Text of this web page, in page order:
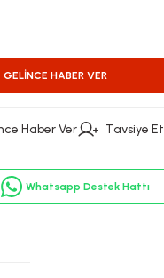
GELINCE HABER VER
Haber Ver Tavsiye Et
Whatsapp Destek Hattı